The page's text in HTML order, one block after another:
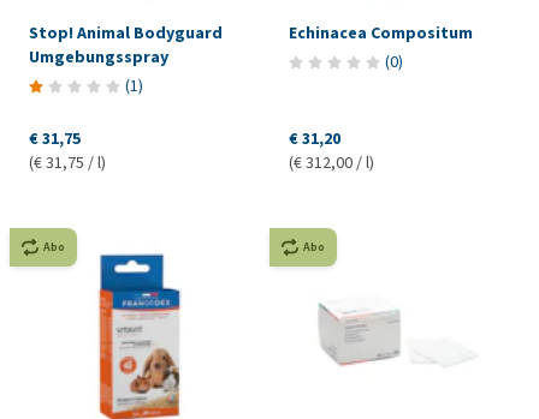
Stop! Animal Bodyguard
Umgebungsspray
(1)
€ 31,75
(€ 31,75 / l)
Echinacea Compositum
(0)
€ 31,20
(€ 312,00 / l)
Abo Abo